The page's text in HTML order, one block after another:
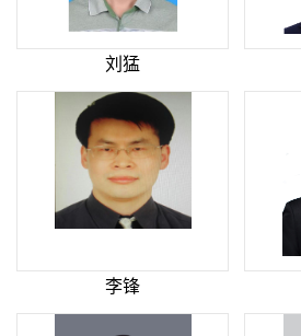
刘猛
李锋